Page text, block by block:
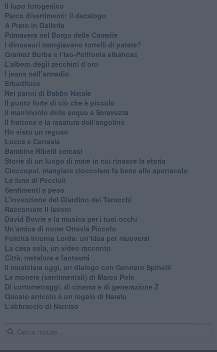
​Il lupo fotogenico
​Parco divertimenti: il decalogo
​A Prato in Galleria
​Primavera nel Borgo delle Camelie
I dinosauri mangiavano tortelli di patate?
​Gramoz Burba e l’Iso-Polifonia albanese
L’albero degli zecchini d’oro
​I jeans nell’armadio
Erbadiluce
Nei panni di Babbo Natale
​Il punto forte di ciò che è piccolo
​Il matrimonio delle acque a Seravezza
​Il frattone e la rasatura dell’angolino
​Ho visto un reguso
Lucca e Cartasia
Bambine Ribelli cercasi
Storie di un luogo di mare in cui rinasce la storia
Cioccopoi, mangiare cioccolato fa bene allo spettacolo
​Le lune di Peccioli
​Sentimenti a peso
​L’invenzione del Giardino dei Tarocchi
​Raccontare il lavoro
David Bowie e la musica per i tuoi occhi
Un’amica di nome Ottavia Piccolo
​Felicità Interna Lorda: un’idea per muoversi
​La casa sola, un video racconto
​Città, metafore e fantasmi
Il musicista oggi, un dialogo con Gennaro Spinelli
Le monete (sentimentali) di Marco Polo
​Di cortometraggi, di cinema e di generazione Z
​Questo articolo è un regalo di Natale
L’abbraccio di Narciso